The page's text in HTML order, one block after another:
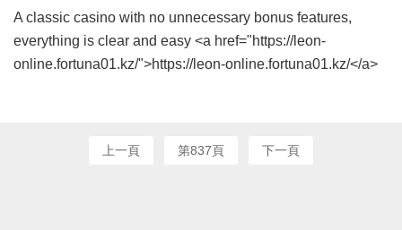
A classic casino with no unnecessary bonus features,
everything is clear and easy <a href="https://leon-
online.fortuna01.kz/">https://leon-online.fortuna01.kz/</a>
上一頁 第837頁 下一頁